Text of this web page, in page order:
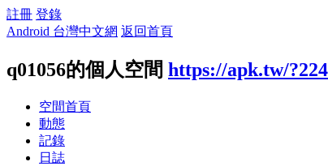
註冊 登錄
Android 台灣中文網 返回首頁
q01056的個人空間 https://apk.tw/
空間首頁
動態
記錄
日誌